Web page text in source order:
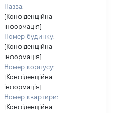
Назва:
[Конфіденційна
інформація]
Номер будинку:
[Конфіденційна
інформація]
Номер корпусу:
[Конфіденційна
інформація]
Номер квартири:
[Конфіденційна